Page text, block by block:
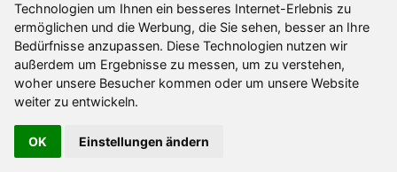
Technologien um Ihnen ein besseres Internet-Erlebnis zu
ermöglichen und die Werbung, die Sie sehen, besser an Ihre
Bedürfnisse anzupassen. Diese Technologien nutzen wir
außerdem um Ergebnisse zu messen, um zu verstehen,
woher unsere Besucher kommen oder um unsere Website
weiter zu entwickeln.
OK Einstellungen ändern